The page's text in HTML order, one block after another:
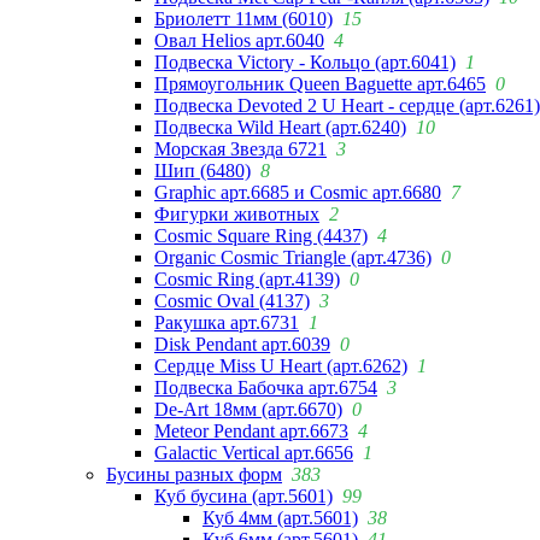
Бриолетт 11мм (6010) 15
Овал Helios арт.6040 4
Подвеска Victory - Кольцо (арт.6041) 1
Прямоугольник Queen Baguette арт.6465 0
Подвеска Devoted 2 U Heart - сердце (арт.6261)
Подвеска Wild Heart (арт.6240) 10
Морская Звезда 6721
3
Шип (6480) 8
Graphic арт.6685 и Cosmic арт.6680 7
Фигурки животных 2
Cosmic Square Ring (4437) 4
Organic Cosmic Triangle (арт.4736) 0
Cosmic Ring (арт.4139) 0
Cosmic Oval (4137) 3
Ракушка арт.6731
1
Disk Pendant арт.6039 0
Сердце Miss U Heart (арт.6262) 1
Подвеска Бабочка арт.6754 3
De-Art 18мм (арт.6670) 0
Meteor Pendant арт.6673 4
Galactic Vertical арт.6656 1
Бусины разных форм 383
Куб бусина (арт.5601) 99
Куб 4мм (арт.5601) 38